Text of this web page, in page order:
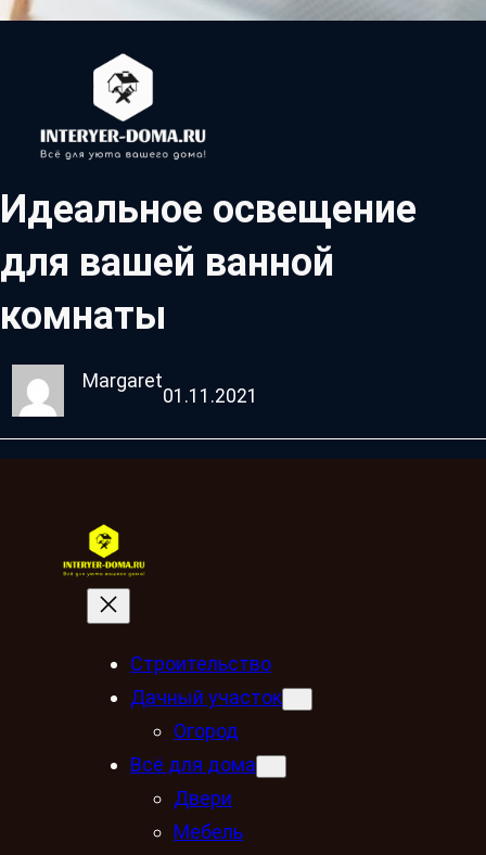
Идеальное освещение
для вашей ванной
комнаты
Margaret
01.11.2021
Строительство
Дачный участок
Огород
Всё для дома
Двери
Мебель